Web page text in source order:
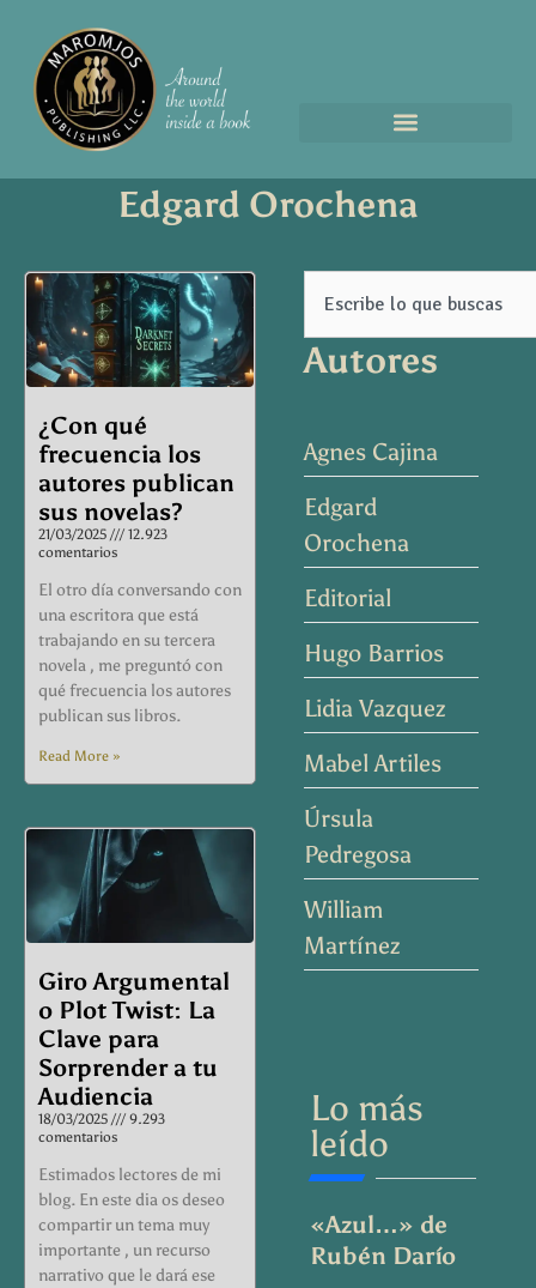
Edgard Orochena
¿Con qué
frecuencia los
autores publican
sus novelas?
21/03/2025
12.923
comentarios
El otro día conversando con
una escritora que está
trabajando en su tercera
novela , me preguntó con
qué frecuencia los autores
publican sus libros.
Read More »
Giro Argumental
o Plot Twist: La
Clave para
Sorprender a tu
Audiencia
18/03/2025
9.293
comentarios
Estimados lectores de mi
blog. En este dia os deseo
compartir un tema muy
importante , un recurso
narrativo que le dará ese
PagePagePage Page
Autores
Agnes Cajina
Edgard
Orochena
Editorial
Hugo Barrios
Lidia Vazquez
Mabel Artiles
Úrsula
Pedregosa
William
Martínez
Lo más
leído
«Azul…» de
Rubén Darío